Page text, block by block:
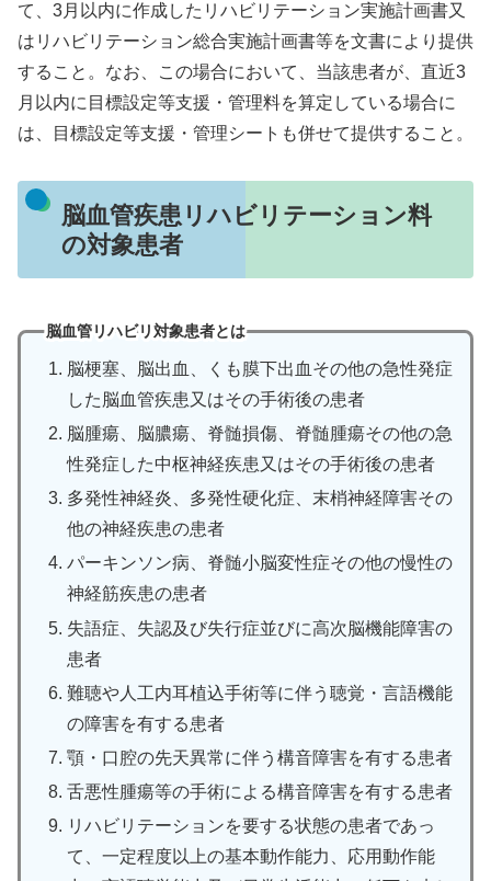
て、3月以内に作成したリハビリテーション実施計画書又
はリハビリテーション総合実施計画書等を文書により提供
すること。なお、この場合において、当該患者が、直近3
月以内に目標設定等支援・管理料を算定している場合に
は、目標設定等支援・管理シートも併せて提供すること。
脳血管疾患リハビリテーション料
の対象患者
脳血管リハビリ対象患者とは
脳梗塞、脳出血、くも膜下出血その他の急性発症
した脳血管疾患又はその手術後の患者
脳腫瘍、脳膿瘍、脊髄損傷、脊髄腫瘍その他の急
性発症した中枢神経疾患又はその手術後の患者
多発性神経炎、多発性硬化症、末梢神経障害その
他の神経疾患の患者
パーキンソン病、脊髄小脳変性症その他の慢性の
神経筋疾患の患者
失語症、失認及び失行症並びに高次脳機能障害の
患者
難聴や人工内耳植込手術等に伴う聴覚・言語機能
の障害を有する患者
顎・口腔の先天異常に伴う構音障害を有する患者
舌悪性腫瘍等の手術による構音障害を有する患者
リハビリテーションを要する状態の患者であっ
て、一定程度以上の基本動作能力、応用動作能